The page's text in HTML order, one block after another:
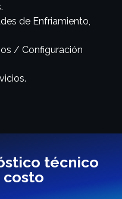
de Enfriamiento,
/ Configuración
técnico
costo